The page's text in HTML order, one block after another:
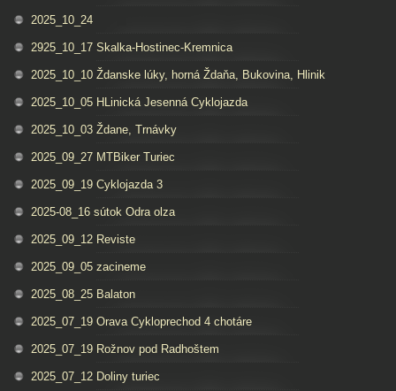
2025_10_24
2925_10_17 Skalka-Hostinec-Kremnica
2025_10_10 Ždanske lúky, horná Ždaňa, Bukovina, Hlinik
2025_10_05 HLinická Jesenná Cyklojazda
2025_10_03 Ždane, Trnávky
2025_09_27 MTBiker Turiec
2025_09_19 Cyklojazda 3
2025-08_16 sútok Odra olza
2025_09_12 Reviste
2025_09_05 zacineme
2025_08_25 Balaton
2025_07_19 Orava Cykloprechod 4 chotáre
2025_07_19 Rožnov pod Radhoštem
2025_07_12 Doliny turiec